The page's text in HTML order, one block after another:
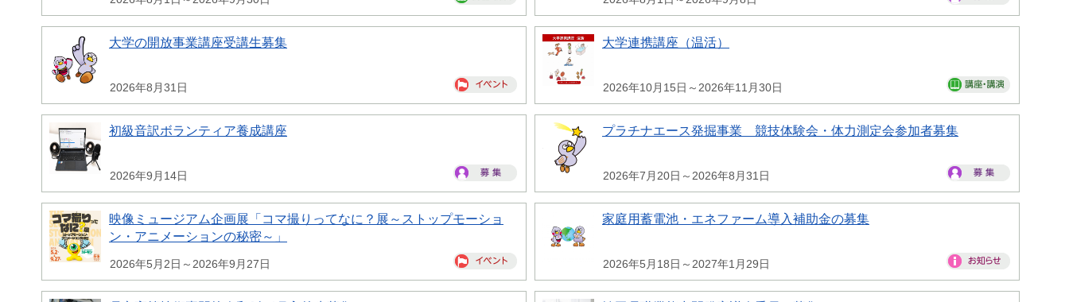
大学の開放事業講座受講生募集
2026年8月31日
大学連携講座（温活）
2026年10月15日～2026年11月30日
初級音訳ボランティア養成講座
2026年9月14日
プラチナエース発掘事業 競技体験会・体力測定会参加者募集
2026年7月20日～2026年8月31日
映像ミュージアム企画展「コマ撮りってなに？展～ストップモーショ
ン・アニメーションの秘密～」
2026年5月2日～2026年9月27日
家庭用蓄電池・エネファーム導入補助金の募集
2026年5月18日～2027年1月29日